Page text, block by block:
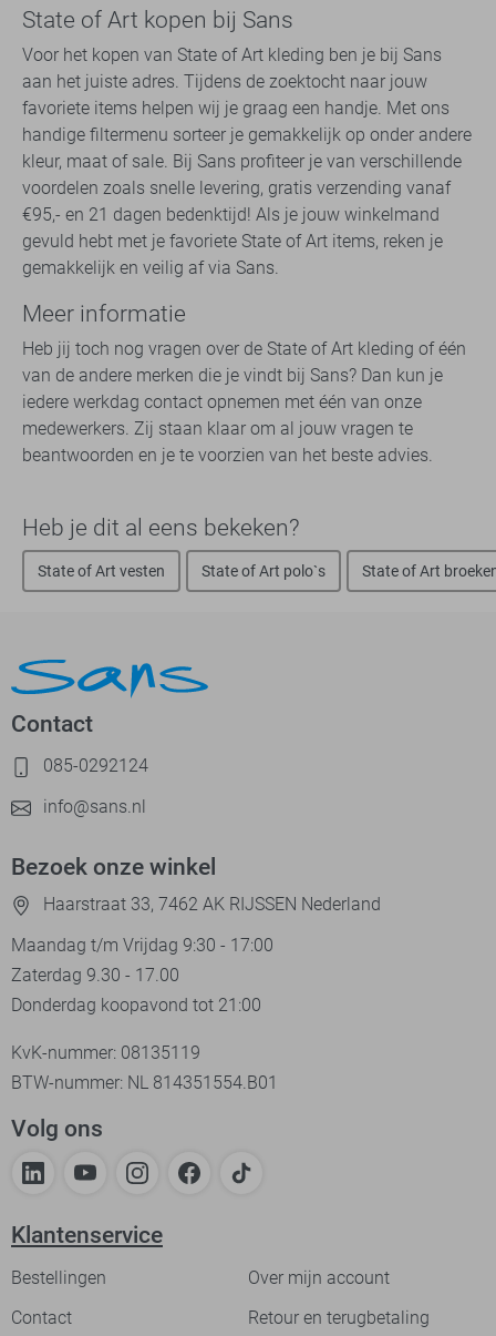
State of Art kopen bij Sans
Voor het kopen van State of Art kleding ben je bij Sans
aan het juiste adres. Tijdens de zoektocht naar jouw
favoriete items helpen wij je graag een handje. Met ons
handige filtermenu sorteer je gemakkelijk op onder andere
kleur, maat of sale. Bij Sans profiteer je van verschillende
voordelen zoals snelle levering, gratis verzending vanaf
€95,- en 21 dagen bedenktijd! Als je jouw winkelmand
gevuld hebt met je favoriete State of Art items, reken je
gemakkelijk en veilig af via Sans.
Meer informatie
Heb jij toch nog vragen over de State of Art kleding of één
van de andere merken die je vindt bij Sans? Dan kun je
iedere werkdag contact opnemen met één van onze
medewerkers. Zij staan klaar om al jouw vragen te
beantwoorden en je te voorzien van het beste advies.
Heb je dit al eens bekeken?
State of Art vesten State of Art polo`s State of Art
Contact
085-0292124
info@sans.nl
Bezoek onze winkel
Haarstraat 33, 7462 AK RIJSSEN Nederland
Maandag t/m Vrijdag 9:30 - 17:00
Zaterdag 9.30 - 17.00
Donderdag koopavond tot 21:00
KvK-nummer: 08135119
BTW-nummer: NL 814351554.B01
Volg ons
Klantenservice
Bestellingen
Over mijn account
Contact
Retour en terugbetaling